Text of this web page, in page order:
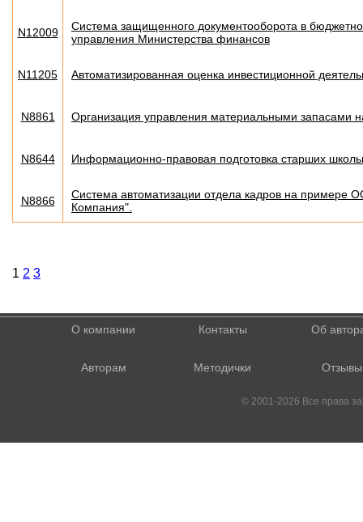
N12009
Система защищенного документооборота в
управления Министерства финансов
N11205 Автоматизированная оценка инвестиционной
N8861 Организация управления материальными запасами
N8644 Информационно-правовая подготовка старших
N8866
Система автоматизации отдела кадров на примере
Компания".
1 2 3
О компании Контакты Об
Авторам Методички Отзывы
© 2001-2026 Все права